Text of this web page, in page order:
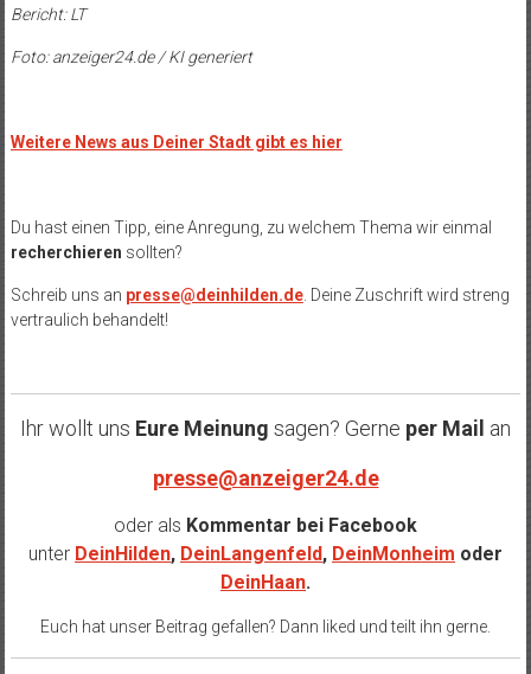
Bericht: LT
Foto: anzeiger24.de / KI generiert
Weitere News aus Deiner Stadt gibt es hier
Du hast einen Tipp, eine Anregung, zu welchem Thema wir einmal
recherchieren sollten?
Schreib uns an presse@deinhilden.de. Deine Zuschrift wird streng
vertraulich behandelt!
Ihr wollt uns Eure Meinung sagen? Gerne per Mail an
presse@anzeiger24.de
oder als Kommentar bei Facebook
unter DeinHilden, DeinLangenfeld, DeinMonheim oder
DeinHaan.
Euch hat unser Beitrag gefallen? Dann liked und teilt ihn gerne.